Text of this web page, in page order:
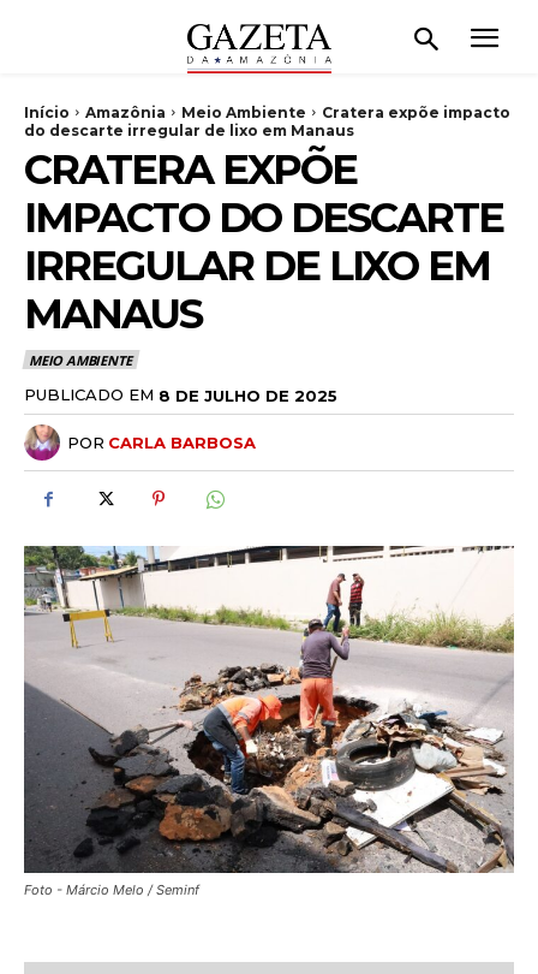
Início Amazônia Meio Ambiente
Cratera expõe impacto
do descarte irregular de lixo em Manaus
CRATERA EXPÕE
IMPACTO DO DESCARTE
IRREGULAR DE LIXO EM
MANAUS
MEIO AMBIENTE
PUBLICADO EM 8 DE JULHO DE 2025
POR CARLA BARBOSA
Foto - Márcio Melo / Seminf